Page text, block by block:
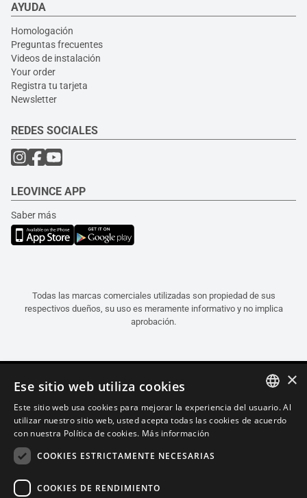
AYUDA
Homologación
Preguntas frecuentes
Videos de instalación
Your order
Registra tu tarjeta
Newsletter
REDES SOCIALES
LEOVINCE APP
Saber más
Todas las marcas comerciales utilizadas son propiedad de sus
respectivos dueños, su uso es meramente informativo y no implica
aprobación.
ITALIAN
×
Ese sitio web utiliza cookies
Este sitio web usa cookies para mejorar la experiencia del usuario. Al
utilizar nuestro sitio web, usted acepta todas las cookies de acuerdo
con nuestra Política de cookies. Más información
COOKIES ESTRICTAMENTE NECESARIAS
COOKIES DE RENDIMIENTO